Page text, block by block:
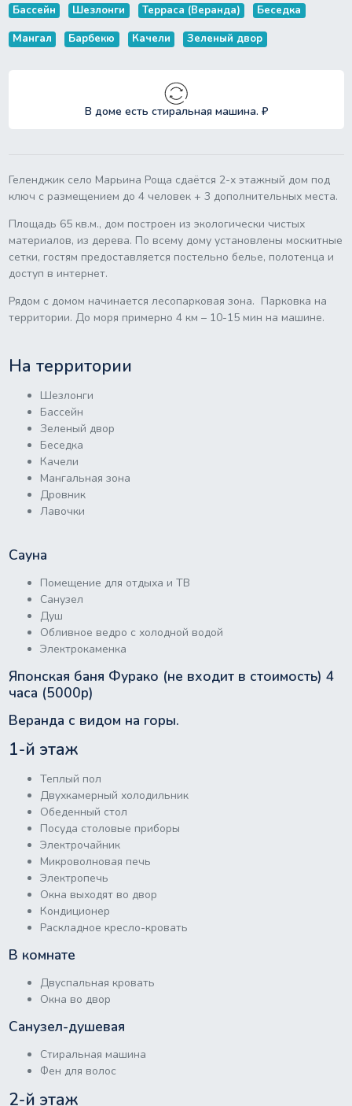
Бассейн Шезлонги Терраса (Веранда) Беседка
Мангал Барбекю Качели Зеленый двор
В доме есть стиральная машина. ₽
Геленджик село Марьина Роща сдаётся 2-х этажный дом под
ключ с размещением до 4 человек + 3 дополнительных места.
Площадь 65 кв.м., дом построен из экологически чистых
материалов, из дерева. По всему дому установлены москитные
сетки, гостям предоставляется постельно белье, полотенца и
доступ в интернет.
Рядом с домом начинается лесопарковая зона. Парковка на
территории. До моря примерно 4 км – 10-15 мин на машине.
На территории
Шезлонги
Бассейн
Зеленый двор
Беседка
Качели
Мангальная зона
Дровник
Лавочки
Сауна
Помещение для отдыха и ТВ
Санузел
Душ
Обливное ведро с холодной водой
Электрокаменка
Японская баня Фурако (не входит в стоимость) 4
часа (5000р)
Веранда с видом на горы.
1-й этаж
Теплый пол
Двухкамерный холодильник
Обеденный стол
Посуда столовые приборы
Электрочайник
Микроволновая печь
Электропечь
Окна выходят во двор
Кондиционер
Раскладное кресло-кровать
В комнате
Двуспальная кровать
Окна во двор
Санузел-душевая
Стиральная машина
Фен для волос
2-й этаж